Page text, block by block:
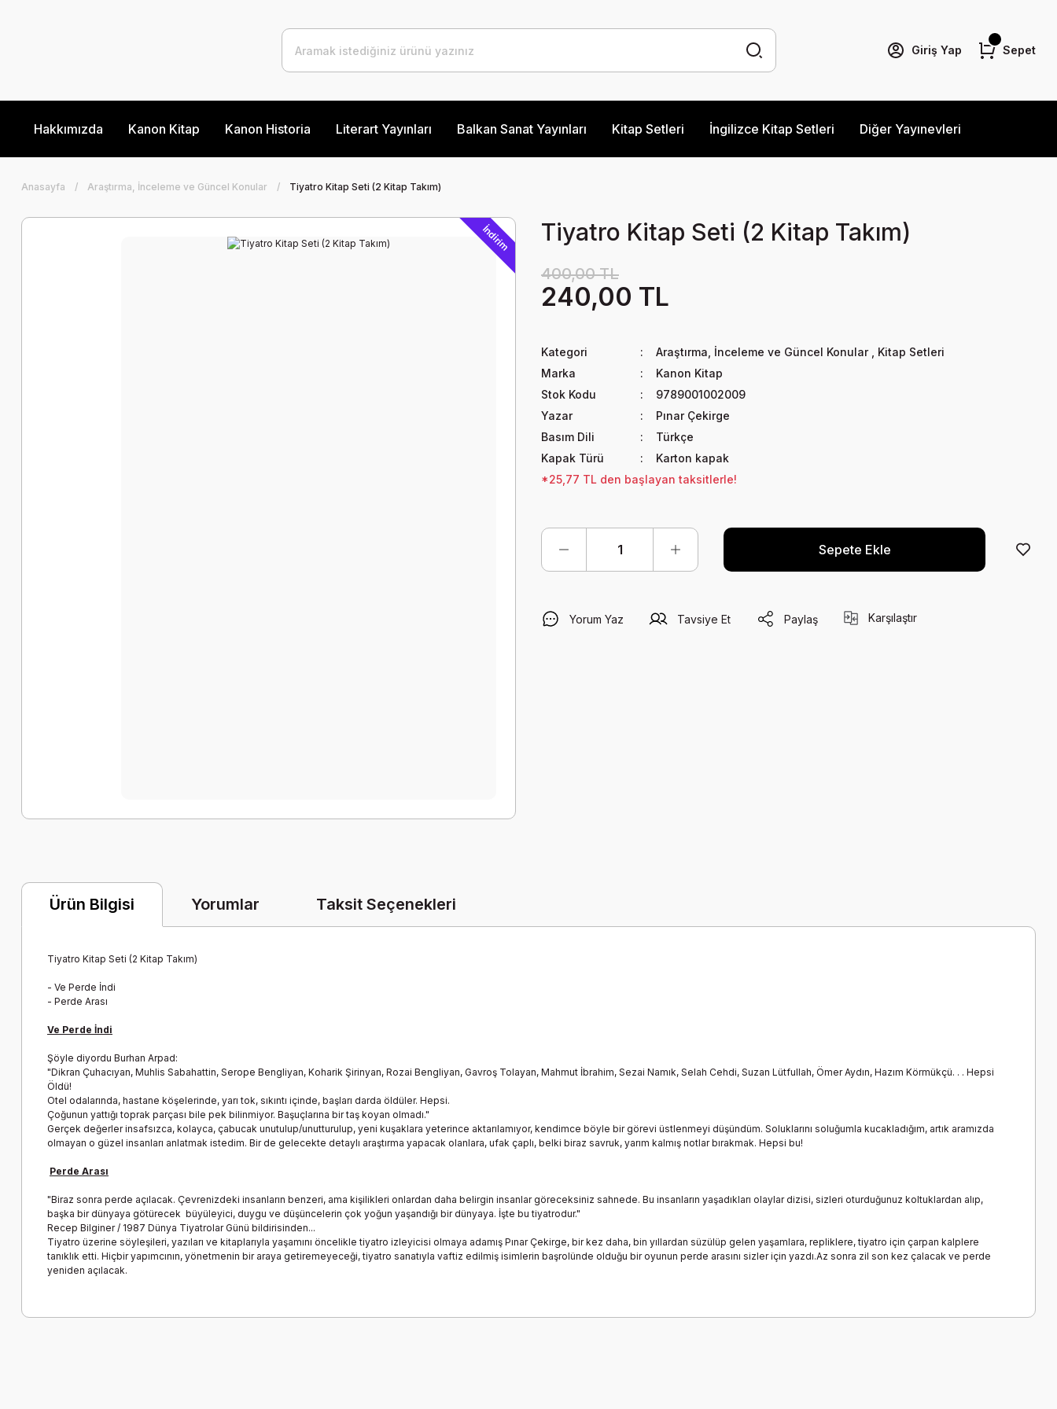
Giriş Yap Sepet
Hakkımızda Kanon Kitap Kanon Historia Literart Yayınları Balkan Sanat Yayınları Kitap Setleri İngilizce Kitap Setleri Diğer Yayınevleri
Anasayfa Araştırma, İnceleme ve Güncel Konular Tiyatro Kitap Seti (2 Kitap Takım)
İndirim Tiyatro Kitap Seti (2 Kitap Takım)
400,00 TL
240,00 TL
Kategori Araştırma, İnceleme ve Güncel Konular
Kitap Setleri
Marka
Kanon Kitap
Stok Kodu
9789001002009
Yazar
Pınar Çekirge
Basım Dili
Türkçe
Kapak Türü
Karton kapak
*25,77 TL den başlayan taksitlerle!
Sepete Ekle
Yorum Yaz Tavsiye Et Paylaş Karşılaştır
Ürün Bilgisi Yorumlar Taksit Seçenekleri
Tiyatro Kitap Seti (2 Kitap Takım)
- Ve Perde İndi
- Perde Arası
Ve Perde İndi
Şöyle diyordu Burhan Arpad:
"Dikran Çuhacıyan, Muhlis Sabahattin, Serope Bengliyan, Koharik Şirinyan, Rozai Bengliyan, Gavroş Tolayan, Mahmut İbrahim, Sezai Namık, Selah Cehdi, Suzan Lütfullah, Ömer Aydın, Hazım Körmükçü. . . Hepsi
Öldü!
Otel odalarında, hastane köşelerinde, yarı tok, sıkıntı içinde, başları darda öldüler. Hepsi.
Çoğunun yattığı toprak parçası bile pek bilinmiyor. Başuçlarına bir taş koyan olmadı."
Gerçek değerler insafsızca, kolayca, çabucak unutulup/unutturulup, yeni kuşaklara yeterince aktarılamıyor, kendimce böyle bir görevi üstlenmeyi düşündüm. Soluklarını soluğumla kucakladığım, artık aramızda
olmayan o güzel insanları anlatmak istedim. Bir de gelecekte detaylı araştırma yapacak olanlara, ufak çaplı, belki biraz savruk, yarım kalmış notlar bırakmak. Hepsi bu!
Perde Arası
"Biraz sonra perde açılacak. Çevrenizdeki insanların benzeri, ama kişilikleri onlardan daha belirgin insanlar göreceksiniz sahnede. Bu insanların yaşadıkları olaylar dizisi, sizleri oturduğunuz koltuklardan alıp,
başka bir dünyaya götürecek büyüleyici, duygu ve düşüncelerin çok yoğun yaşandığı bir dünyaya. İşte bu tiyatrodur."
Recep Bilginer / 1987 Dünya Tiyatrolar Günü bildirisinden...
Tiyatro üzerine söyleşileri, yazıları ve kitaplarıyla yaşamını öncelikle tiyatro izleyicisi olmaya adamış Pınar Çekirge, bir kez daha, bin yıllardan süzülüp gelen yaşamlara, repliklere, tiyatro için çarpan kalplere
tanıklık etti. Hiçbir yapımcının, yönetmenin bir araya getiremeyeceği, tiyatro sanatıyla vaftiz edilmiş isimlerin başrolünde olduğu bir oyunun perde arasını sizler için yazdı.Az sonra zil son kez çalacak ve perde
yeniden açılacak.